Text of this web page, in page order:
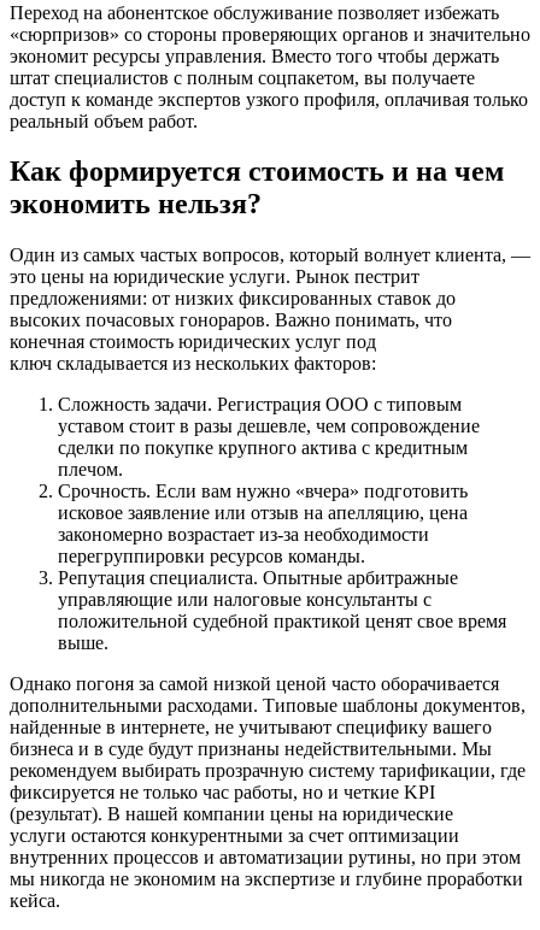
Переход на абонентское обслуживание позволяет избежать
«сюрпризов» со стороны проверяющих органов и значительно
экономит ресурсы управления. Вместо того чтобы держать
штат специалистов с полным соцпакетом, вы получаете
доступ к команде экспертов узкого профиля, оплачивая только
реальный объем работ.
Как формируется стоимость и на чем
экономить нельзя?
Один из самых частых вопросов, который волнует клиента, —
это цены на юридические услуги. Рынок пестрит
предложениями: от низких фиксированных ставок до
высоких почасовых гонораров. Важно понимать, что
конечная стоимость юридических услуг под
ключ складывается из нескольких факторов:
Сложность задачи. Регистрация ООО с типовым
уставом стоит в разы дешевле, чем сопровождение
сделки по покупке крупного актива с кредитным
плечом.
Срочность. Если вам нужно «вчера» подготовить
исковое заявление или отзыв на апелляцию, цена
закономерно возрастает из-за необходимости
перегруппировки ресурсов команды.
Репутация специалиста. Опытные арбитражные
управляющие или налоговые консультанты с
положительной судебной практикой ценят свое время
выше.
Однако погоня за самой низкой ценой часто оборачивается
дополнительными расходами. Типовые шаблоны документов,
найденные в интернете, не учитывают специфику вашего
бизнеса и в суде будут признаны недействительными. Мы
рекомендуем выбирать прозрачную систему тарификации, где
фиксируется не только час работы, но и четкие KPI
(результат). В нашей компании цены на юридические
услуги остаются конкурентными за счет оптимизации
внутренних процессов и автоматизации рутины, но при этом
мы никогда не экономим на экспертизе и глубине проработки
кейса.